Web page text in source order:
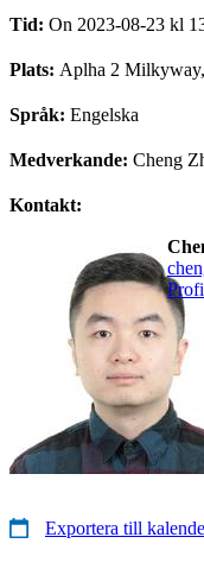
Tid: On 2023-08-23 kl
Plats: Aplha 2
Språk: Engelska
Medverkande: Cheng
Kontakt:
Exportera till